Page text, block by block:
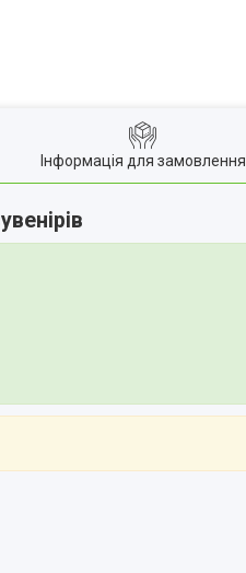
Інформація для замовлення